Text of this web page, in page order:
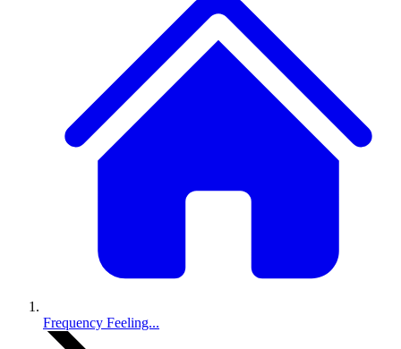
Frequency Feeling...